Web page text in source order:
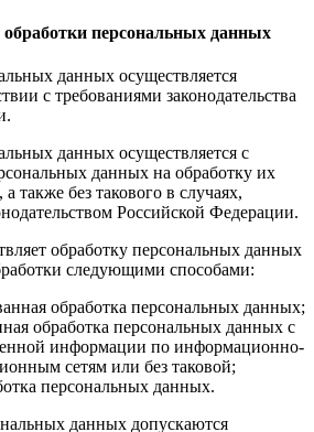
персональных данных
данных осуществляется
с требованиями законодательства
данных осуществляется с
данных на обработку их
также без такового в случаях,
Российской Федерации.
обработку персональных данных
следующими способами:
обработка персональных данных;
обработка персональных данных с
информации по информационно-
сетям или без таковой;
персональных данных.
данных допускаются